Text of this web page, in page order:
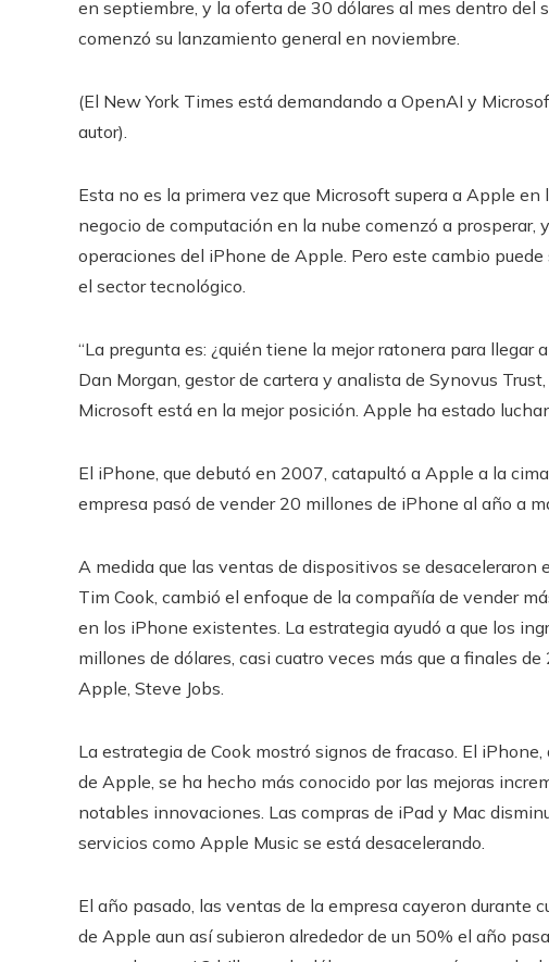
en septiembre, y la oferta de 30 dólares al mes dentro
comenzó su lanzamiento general en noviembre.
(El New York Times está demandando a OpenAI y
autor).
Esta no es la primera vez que Microsoft supera a Apple
negocio de computación en la nube comenzó a
operaciones del iPhone de Apple. Pero este cambio
el sector tecnológico.
“La pregunta es: ¿quién tiene la mejor ratonera para llegar
Dan Morgan, gestor de cartera y analista de Synovus
Microsoft está en la mejor posición. Apple ha estado
El iPhone, que debutó en 2007, catapultó a Apple a la
empresa pasó de vender 20 millones de iPhone al año a
A medida que las ventas de dispositivos se desaceleraron
Tim Cook, cambió el enfoque de la compañía de vender
en los iPhone existentes. La estrategia ayudó a que los
millones de dólares, casi cuatro veces más que a finales
Apple, Steve Jobs.
La estrategia de Cook mostró signos de fracaso. El
de Apple, se ha hecho más conocido por las mejoras
notables innovaciones. Las compras de iPad y Mac
servicios como Apple Music se está desacelerando.
El año pasado, las ventas de la empresa cayeron durante
de Apple aun así subieron alrededor de un 50% el año